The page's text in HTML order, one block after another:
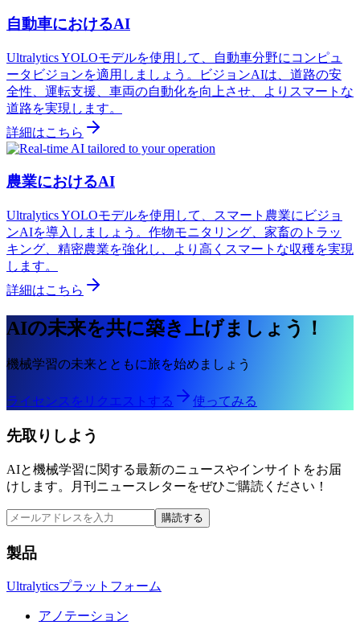
自動車におけるAI
Ultralytics YOLOモデルを使用して、自動車分野にコンピュ
ータビジョンを適用しましょう。ビジョンAIは、道路の安
全性、運転支援、車両の自動化を向上させ、よりスマートな
道路を実現します。
詳細はこちら
農業におけるAI
Ultralytics YOLOモデルを使用して、スマート農業にビジョ
ンAIを導入しましょう。作物モニタリング、家畜のトラッ
キング、精密農業を強化し、より高くスマートな収穫を実現
します。
詳細はこちら
AIの未来を共に築き上げましょう！
機械学習の未来とともに旅を始めましょう
ライセンスをリクエストする 使ってみる
先取りしよう
AIと機械学習に関する最新のニュースやインサイトをお届
けします。月刊ニュースレターをぜひご購読ください！
購読する
製品
Ultralyticsプラットフォーム
アノテーション